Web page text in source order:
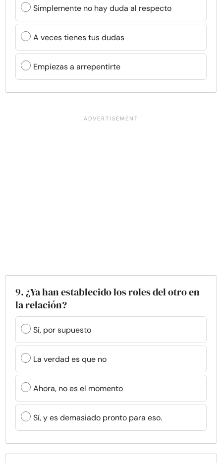
Simplemente no hay duda al respecto
A veces tienes tus dudas
Empiezas a arrepentirte
9. ¿Ya han establecido los roles del otro en
la relación?
Sí, por supuesto
La verdad es que no
Ahora, no es el momento
Sí, y es demasiado pronto para eso.